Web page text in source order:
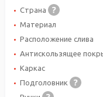
Страна
Материал
Расположение слива
Антискользящее
Каркас
Подголовник